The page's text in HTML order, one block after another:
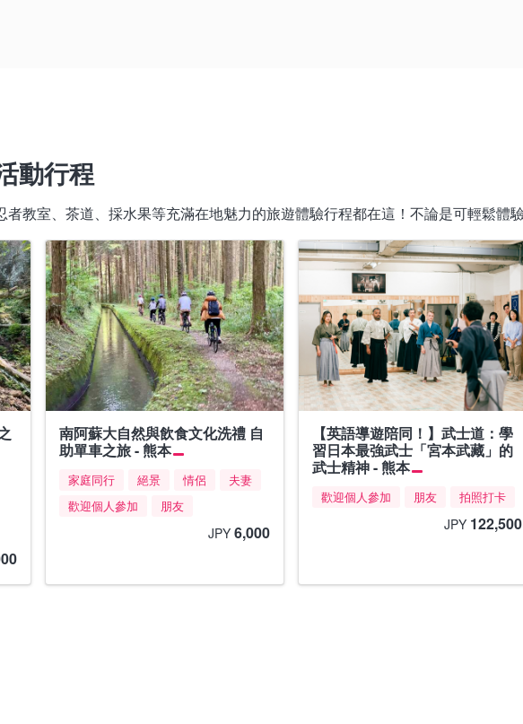
動行程
教室、茶道、採水果等充滿在地魅力的旅遊體驗行程都在這！不論是可輕鬆體
南阿蘇大自然與飲食文化洗禮 自
助單車之旅 - 熊本
家庭同行 絕景 情侶
夫妻
歡迎個人參加
朋友
JPY 6,000
【英語導遊陪同！】武士道：學
習日本最強武士「宮本武藏」的
武士精神 - 熊本
歡迎個人參加 朋友 拍照打卡
JPY 122,500